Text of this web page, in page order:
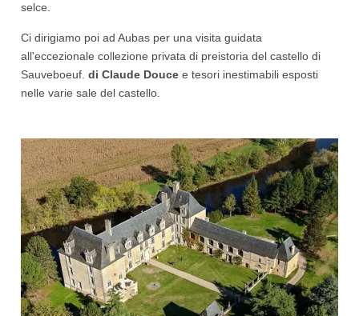
selce.
Ci dirigiamo poi ad Aubas per una visita guidata
all'eccezionale collezione privata di preistoria del castello di
Sauveboeuf. di Claude Douce e tesori inestimabili esposti
nelle varie sale del castello.